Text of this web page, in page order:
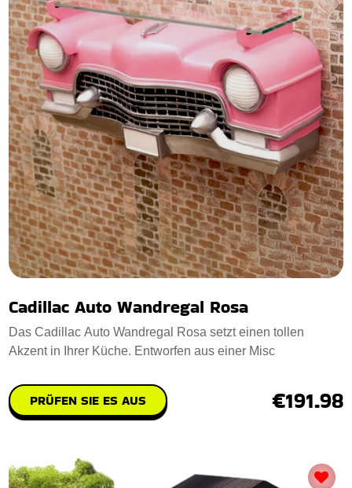
Cadillac Auto Wandregal Rosa
Das Cadillac Auto Wandregal Rosa setzt einen tollen
Akzent in Ihrer Küche. Entworfen aus einer Misc
PRÜFEN SIE ES AUS €191.98